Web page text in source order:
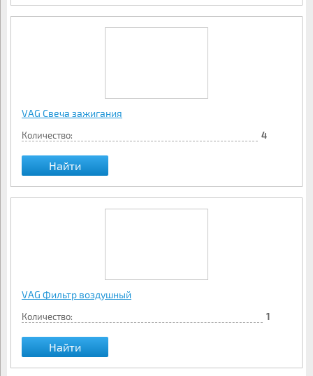
VAG Свеча зажигания
Количество: 4
Найти
VAG Фильтр воздушный
Количество: 1
Найти